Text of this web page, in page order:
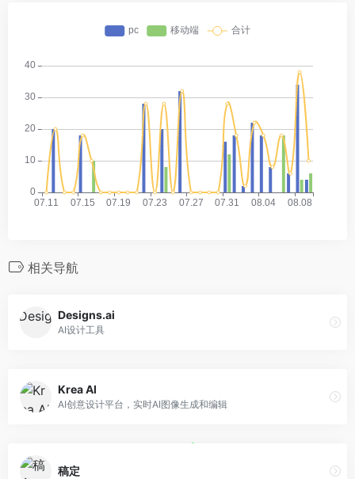
相关导航
Designs.ai
AI设计工具
Krea AI
AI创意设计平台，实时AI图像生成和编辑
稿定